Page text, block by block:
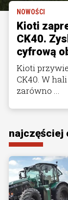
NOWOŚCI
Kioti
CK40.
cyfrową
Kioti
CK40. W
zarówno ...
najczęściej